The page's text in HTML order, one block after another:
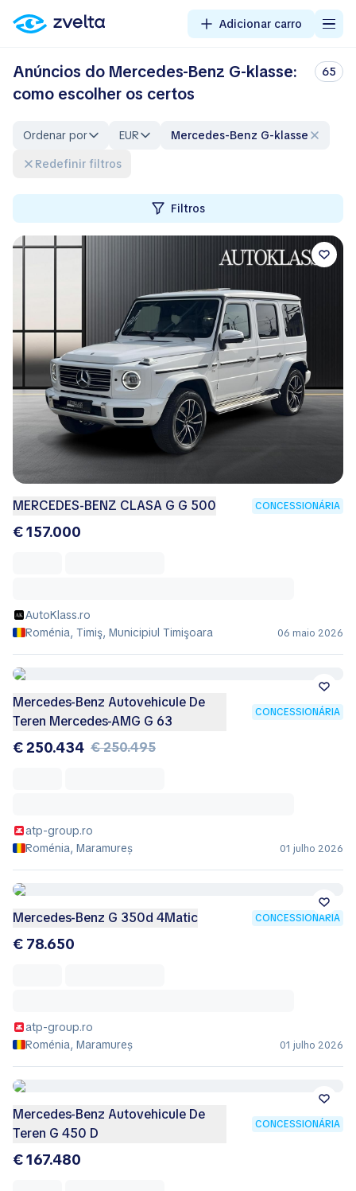
Adicionar carro
Anúncios do Mercedes-Benz G-klasse:
como escolher os certos
65
Ordenar por EUR
Mercedes-Benz G-klasse
Redefinir filtros
Filtros
MERCEDES-BENZ CLASA G G 500 CONCESSIONÁRIA
€ 157.000
AutoKlass.ro
Roménia, Timiş, Municipiul Timişoara
06 maio 2026
Mercedes-Benz Autovehicule De
Teren Mercedes-AMG G 63
CONCESSIONÁRIA
€ 250.434 € 250.495
atp-group.ro
Roménia, Maramureș
01 julho 2026
Mercedes-Benz G 350d 4Matic CONCESSIONÁRIA
€ 78.650
atp-group.ro
Roménia, Maramureș
01 julho 2026
Mercedes-Benz Autovehicule De
Teren G 450 D
CONCESSIONÁRIA
€ 167.480